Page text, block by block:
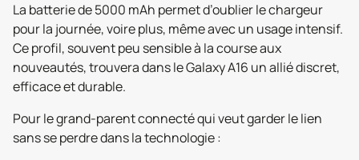
La batterie de 5000 mAh permet d’oublier le chargeur
pour la journée, voire plus, même avec un usage intensif.
Ce profil, souvent peu sensible à la course aux
nouveautés, trouvera dans le Galaxy A16 un allié discret,
efficace et durable.
Pour le grand-parent connecté qui veut garder le lien
sans se perdre dans la technologie :